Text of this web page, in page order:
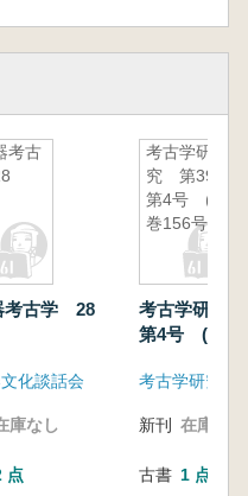
考古
考古学 28
文化談話会
庫なし
点
考古学研
究 第39巻
第4号 (通
巻156号)
考古学研究
第4号 (通巻
考古学研究会
新刊 在庫なし
古書 1 点